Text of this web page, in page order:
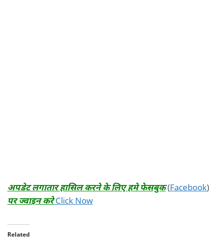
अपडेट लगातार हासिल करने के लिए हमे फेसबुक(Facebook)
पर ज्वाइन करे Click Now
Related